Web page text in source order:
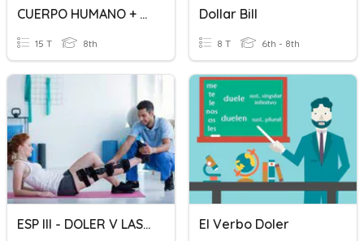
CUERPO HUMANO + DOLER
15 T 8th
Dollar Bill
8 T 6th - 8th
ESP III - DOLER V LASTIMARSE El Verbo Doler